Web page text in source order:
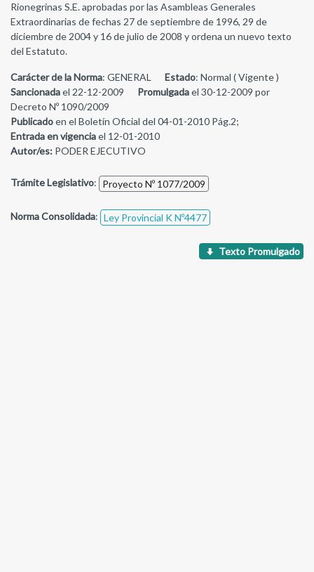
Rionegrinas S.E. aprobadas por las Asambleas Generales
Extraordinarias de fechas 27 de septiembre de 1996, 29 de
diciembre de 2004 y 16 de julio de 2008 y ordena un nuevo texto
del Estatuto.
Carácter de la Norma: GENERAL Estado: Normal ( Vigente )
Sancionadael 22-12-2009 Promulgadael 30-12-2009 por
Decreto Nº 1090/2009
Publicadoen el Boletín Oficial del 04-01-2010 Pág.2;
Entrada en vigenciael 12-01-2010
Autor/es: PODER EJECUTIVO
Trámite Legislativo: Proyecto Nº 1077/2009
Norma Consolidada: Ley Provincial K Nº4477
Texto Promulgado